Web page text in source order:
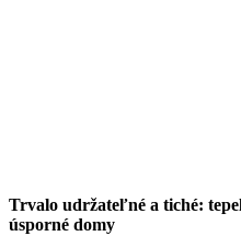
Trvalo udržateľné a tiché:
úsporné domy